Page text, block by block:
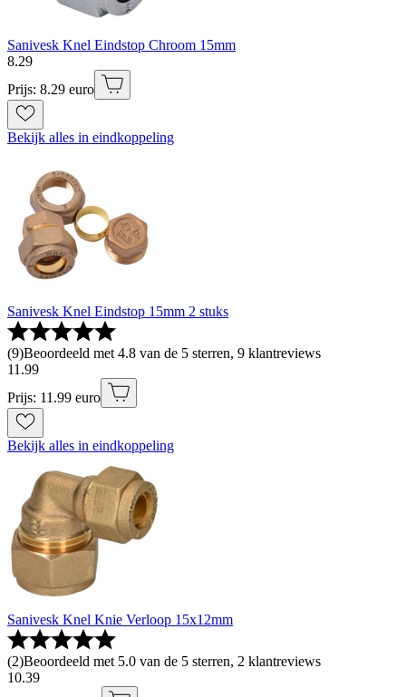
Sanivesk Knel Eindstop Chroom 15mm
8.29
Prijs: 8.29 euro
Bekijk alles in eindkoppeling
Sanivesk Knel Eindstop 15mm 2 stuks
(9)Beoordeeld met 4.8 van de 5 sterren, 9 klantreviews
11 .99
Prijs: 11.99 euro
Bekijk alles in eindkoppeling
Sanivesk Knel Knie Verloop 15x12mm
(2)Beoordeeld met 5.0 van de 5 sterren, 2 klantreviews
10.39